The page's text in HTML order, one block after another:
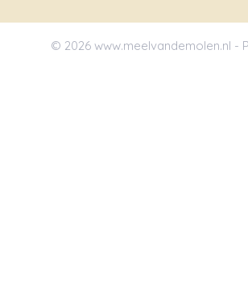
© 2026 www.meelvandemolen.nl -